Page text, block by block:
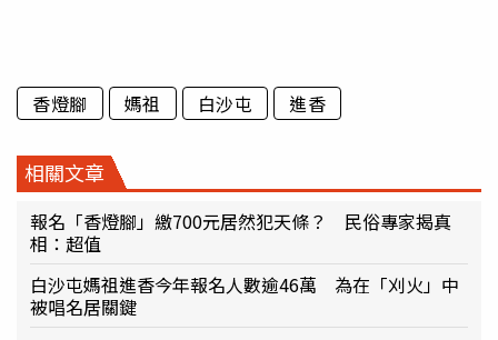
香燈腳 媽祖 白沙屯 進香
相關文章
報名「香燈腳」繳700元居然犯天條？ 民俗專家揭真
相：超值
白沙屯媽祖進香今年報名人數逾46萬 為在「刈火」中
被唱名居關鍵